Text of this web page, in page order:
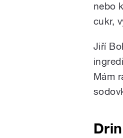
nebo
cukr,
Jiří
Mám